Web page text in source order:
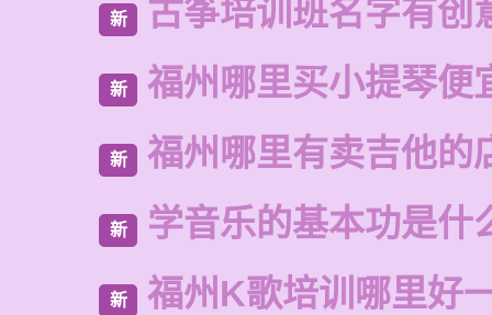
新 古筝培训班名字有创
新 福州哪里买小提琴便
新 福州哪里有卖吉他的
新 学音乐的基本功是什
新 福州K歌培训哪里好